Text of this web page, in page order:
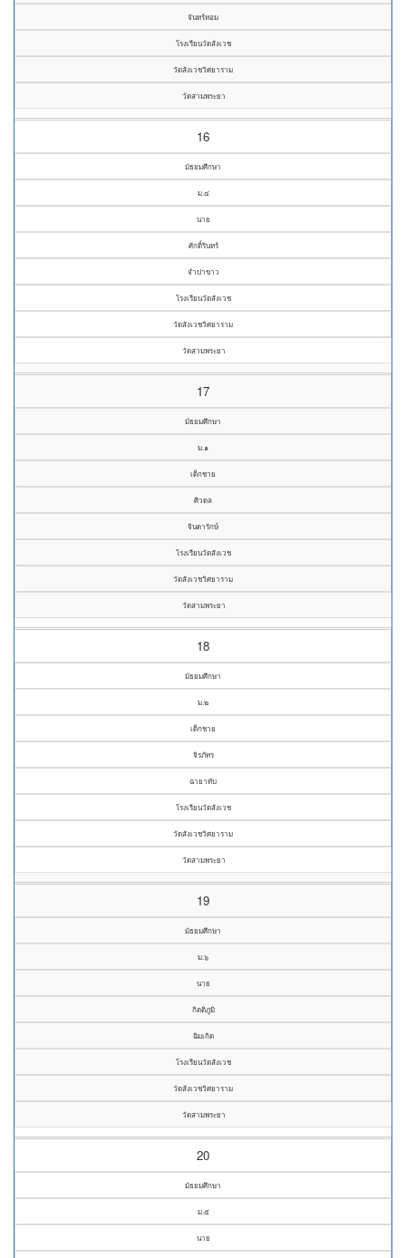
จันทร์หอม
โรงเรียนวัดสังเวช
วัดสังเวชวิศยาราม
วัดสามพระยา
16
มัธยมศึกษา
ม.๔
นาย
ศักดิ์รินทร์
จำปาขาว
โรงเรียนวัดสังเวช
วัดสังเวชวิศยาราม
วัดสามพระยา
17
มัธยมศึกษา
ม.๑
เด็กชาย
ศิวดล
จินดารักษ์
โรงเรียนวัดสังเวช
วัดสังเวชวิศยาราม
วัดสามพระยา
18
มัธยมศึกษา
ม.๒
เด็กชาย
จิรภัทร
ฉายาทับ
โรงเรียนวัดสังเวช
วัดสังเวชวิศยาราม
วัดสามพระยา
19
มัธยมศึกษา
ม.๖
นาย
กิตติภูมิ
ฉิมเกิด
โรงเรียนวัดสังเวช
วัดสังเวชวิศยาราม
วัดสามพระยา
20
มัธยมศึกษา
ม.๕
นาย